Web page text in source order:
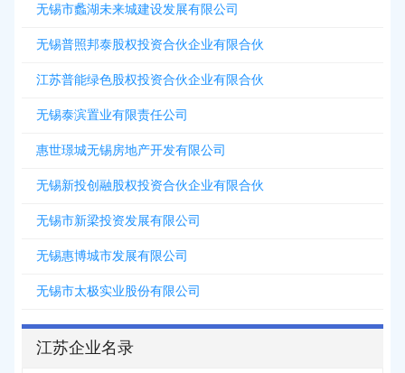
无锡市蠡湖未来城建设发展有限公司
无锡普照邦泰股权投资合伙企业有限合伙
江苏普能绿色股权投资合伙企业有限合伙
无锡泰滨置业有限责任公司
惠世璟城无锡房地产开发有限公司
无锡新投创融股权投资合伙企业有限合伙
无锡市新梁投资发展有限公司
无锡惠博城市发展有限公司
无锡市太极实业股份有限公司
江苏企业名录